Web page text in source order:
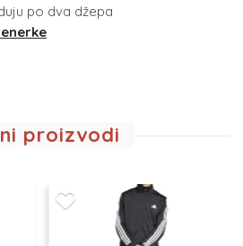
po dva džepa
proizvodi